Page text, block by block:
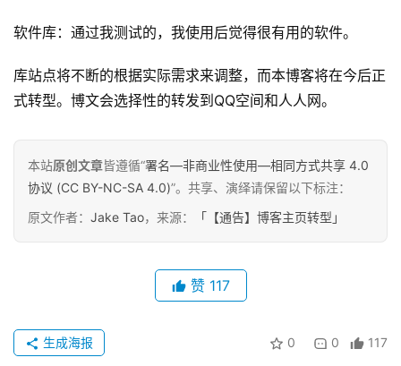
原
专
栏
行
业
动
态
推
软件库：通过我测试的，我使用后觉得很有用的软件。
库站点将不断的根据实际需求来调整，而本博客将在今后正
式转型。博文会选择性的转发到QQ空间和人人网。
本站原创文章皆遵循“署名—非商业性使用—相同方式共享 4.0
协议 (CC BY-NC-SA 4.0)”。共享、演绎请保留以下标注：
原文作者： Jake Tao，来源： 「【通告】博客主页转型」
赞 117
0 0 117
生成海报